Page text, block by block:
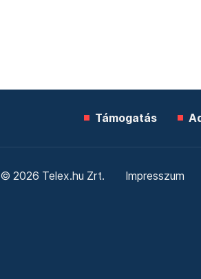
Támogatás
© 2026 Telex.hu Zrt. Impresszum